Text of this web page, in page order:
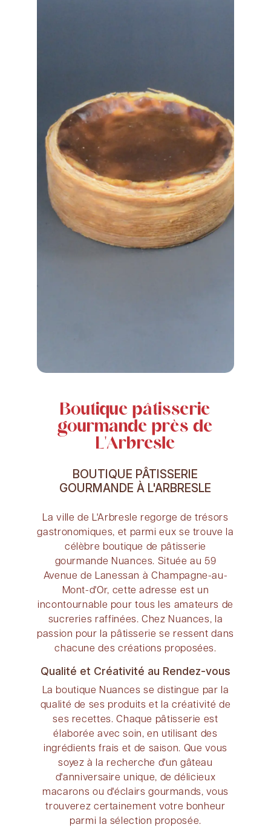
Boutique pâtisserie
gourmande près de
L'Arbresle
BOUTIQUE PÂTISSERIE
GOURMANDE À L'ARBRESLE
La ville de L'Arbresle regorge de trésors
gastronomiques, et parmi eux se trouve la
célèbre boutique de pâtisserie
gourmande Nuances. Située au 59
Avenue de Lanessan à Champagne-au-
Mont-d'Or, cette adresse est un
incontournable pour tous les amateurs de
sucreries raffinées. Chez Nuances, la
passion pour la pâtisserie se ressent dans
chacune des créations proposées.
Qualité et Créativité au Rendez-vous
La boutique Nuances se distingue par la
qualité de ses produits et la créativité de
ses recettes. Chaque pâtisserie est
élaborée avec soin, en utilisant des
ingrédients frais et de saison. Que vous
soyez à la recherche d'un gâteau
d'anniversaire unique, de délicieux
macarons ou d'éclairs gourmands, vous
trouverez certainement votre bonheur
parmi la sélection proposée.